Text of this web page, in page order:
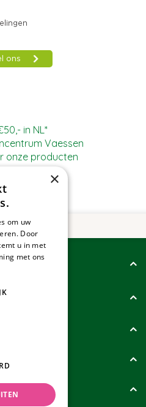
in NL*
Vaessen
onze producten
Riverty ×
om uw
Door
u in met
met ons